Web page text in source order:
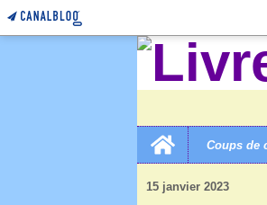
Home
Coups de
LIVRES ET AUTRES
15 janvier 2023